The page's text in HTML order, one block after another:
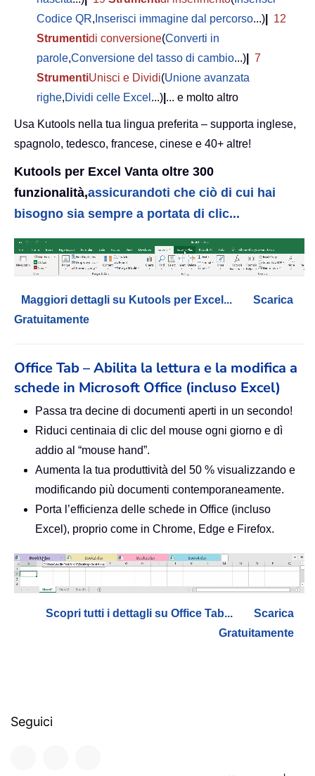
Codice QR, Inserisci immagine dal percorso...)
12
Strumentidi conversione(Converti in
parole,Conversione del tasso di cambio...)
7
StrumentiUnisci e Dividi(Unione avanzata
righe,Dividi celle Excel ...) ... e molto altro
Usa Kutools nella tua lingua preferita – supporta inglese,
spagnolo, tedesco, francese, cinese e 40+ altre!
Kutools per Excel Vanta oltre 300
funzionalità,assicurandoti che ciò di cui hai
bisogno sia sempre a portata di clic...
Maggiori dettagli su Kutools per Excel...
Scarica
Gratuitamente
Office Tab – Abilita la lettura e la modifica a
schede in Microsoft Office (incluso Excel)
Passa tra decine di documenti aperti in un secondo!
Riduci centinaia di clic del mouse ogni giorno e dì
addio al “mouse hand”.
Aumenta la tua produttività del 50 % visualizzando e
modificando più documenti contemporaneamente.
Porta l’efficienza delle schede in Office (incluso
Excel), proprio come in Chrome, Edge e Firefox.
Scopri tutti i dettagli su Office Tab...
Scarica
Gratuitamente
Seguici